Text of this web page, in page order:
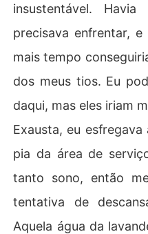
insustentável.
precisava enfrentar,
mais tempo
dos meus tios. Eu
daqui, mas eles iriam
Exausta, eu
pia da área de
tanto sono, então
tentativa de
Aquela água da